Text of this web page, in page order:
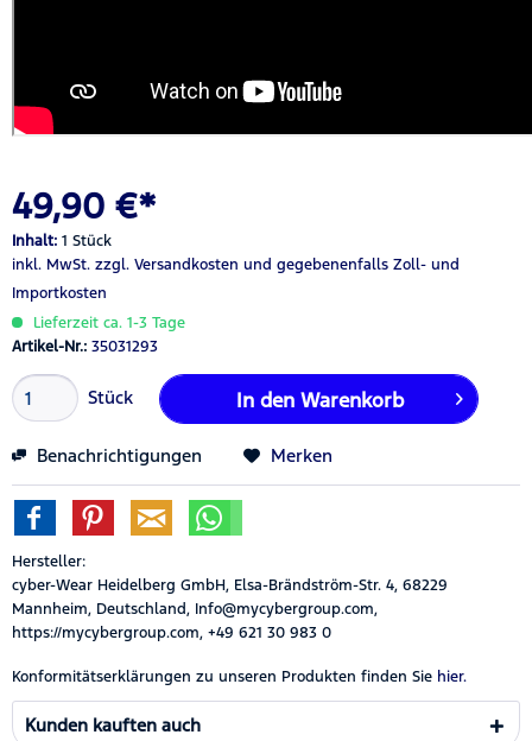
49,90 €*
Inhalt: 1 Stück
inkl. MwSt. zzgl. Versandkosten und gegebenenfalls Zoll- und
Importkosten
Lieferzeit ca. 1-3 Tage
Artikel-Nr.: 35031293
Stück In den Warenkorb
Benachrichtigungen Merken
Hersteller:
cyber-Wear Heidelberg GmbH, Elsa-Brändström-Str. 4, 68229
Mannheim, Deutschland, Info@mycybergroup.com,
https://mycybergroup.com, +49 621 30 983 0
Konformitätserklärungen zu unseren Produkten finden Sie hier.
Kunden kauften auch